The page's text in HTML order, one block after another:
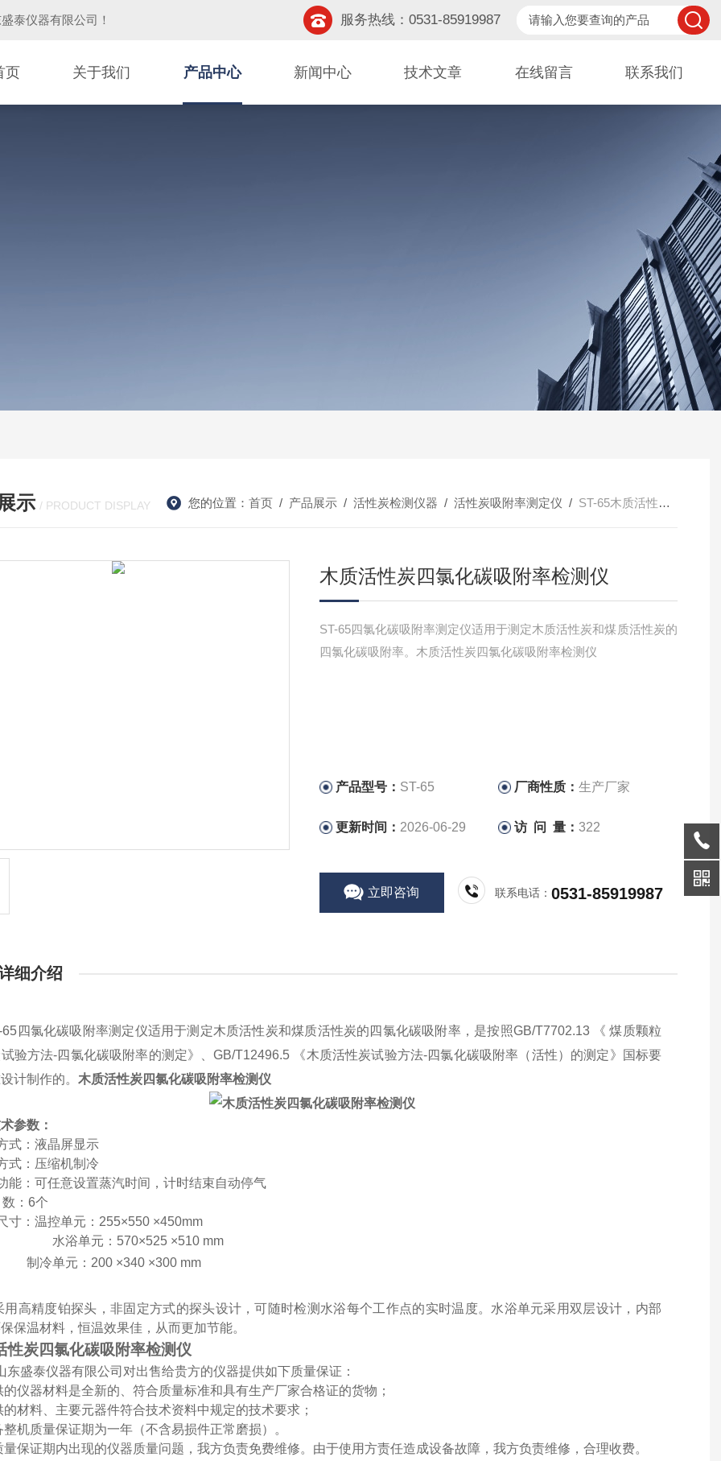
泰仪器有限公司 ！ 服务热线：0531-85919987
页 关于我们 产品中心 新闻中心 技术文章 在线留言 联系我们
示 / PRODUCT DISPLAY 您的位置： 首页/ 产品展示/ 活性炭检测仪器 / 活性炭吸附率测定仪 / ST-65木质活性炭四氯化碳吸附率检测仪
木质活性炭四氯化碳吸附率检测仪
ST-65四氯化碳吸附率测定仪适用于测定木质活性炭和煤质活性炭的
四氯化碳吸附率。木质活性炭四氯化碳吸附率检测仪
产品型号： ST-65 厂商性质：生产厂家
更新时间： 2026-06-29 访 问 量：322
立即咨询 联系电话：0531-85919987
细介绍
氯化碳吸附率测定仪适用于测定木质活性炭和煤质活性炭的四氯化碳吸附率，是按照GB/T7702.13 《 煤质颗粒
验方法-四氯化碳吸附率的测定》、GB/T12496.5 《木质活性炭试验方法-四氯化碳吸附率（活性）的测定》国标要
计制作的。木质活性炭四氯化碳吸附率检测仪
参数：
式：液晶屏显示
式：压缩机制冷
能：可任意设置蒸汽时间，计时结束自动停气
：6个
寸：温控单元： 255×550 ×450mm
水浴单元： 570×525 ×510 mm
单元： 200 ×340 ×300 mm
用高精度铂探头，非固定方式的探头设计，可随时检测水浴每个工作点的实时温度。水浴单元采用双层设计，内部
保温材料，恒温效果佳，从而更加节能。
性炭四氯化碳吸附率检测仪
东盛泰仪器有限公司对出售给贵方的仪器提供如下质量保证：
的仪器材料是全新的、符合质量标准和具有生产厂家合格证的货物；
的材料、主要元器件符合技术资料中规定的技术要求；
整机质量保证期为一年（不含易损件正常磨损）。
量保证期内出现的仪器质量问题，我方负责免费维修。由于使用方责任造成设备故障，我方负责维修，合理收费。